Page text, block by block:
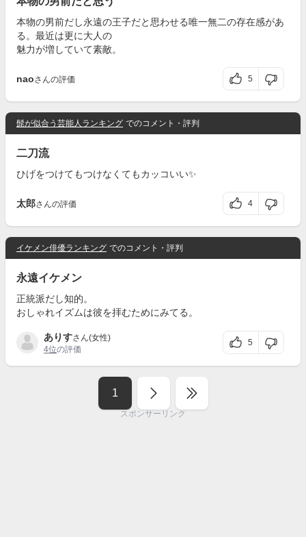
本物の男前だし永遠の王子だと思わせる唯一無二の存在感があ
る。最近は更に大人の
魅力が増していて素敵。
naoさんの評価 5
髭が似合う芸能人ランキング でのコメント・評判
二刀流
ひげをつけてもつけなくてもカッコいい✨
太郎さんの評価 4
イケメン俳優ランキング でのコメント・評判
永遠イケメン
正統派だし知的。
おしゃれイズムは彼を拝むためにみてる。
ありすさん(女性)
4位の評価
5
1
スポンサーリンク